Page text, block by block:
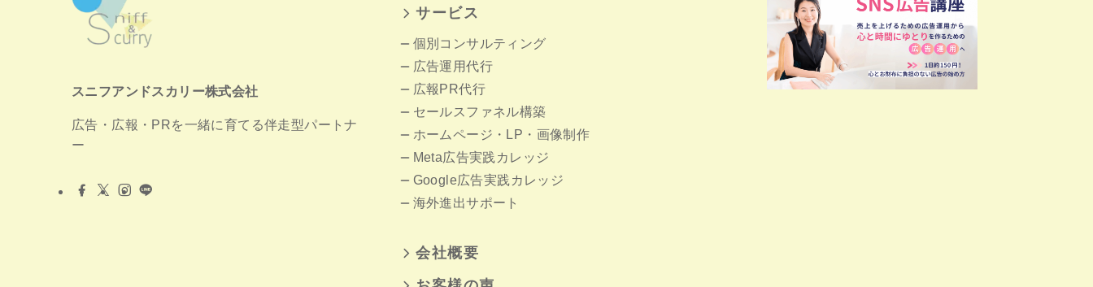
スニフアンドスカリー株式会社
広告・広報・PRを一緒に育てる伴走型パートナ
ー
サービス
個別コンサルティング
広告運用代行
広報PR代行
セールスファネル構築
ホームページ ・LP・画像制作
Meta広告実践カレッジ
Google広告実践カレッジ
海外進出サポート
会社概要